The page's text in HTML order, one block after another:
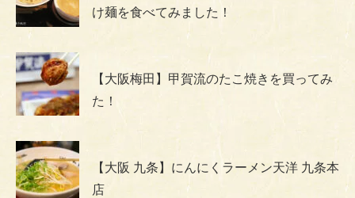
け麺を食べてみました！
【大阪梅田】甲賀流のたこ焼きを買ってみ
た！
【大阪 九条】にんにくラーメン天洋 九条本
店